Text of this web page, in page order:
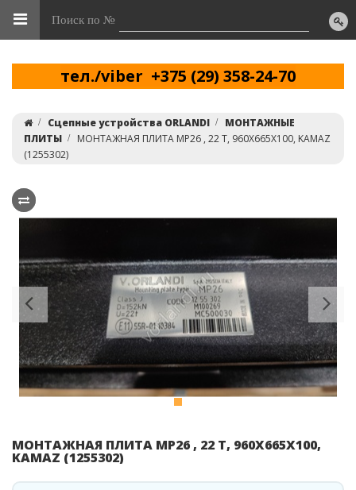
Поиск по №
тел./viber +375 (29) 358-24-70
Сцепные устройства ORLANDI
МОНТАЖНЫЕ
ПЛИТЫ
МОНТАЖНАЯ ПЛИТА MP26 , 22 Т, 960X665X100, KAMAZ
(1255302)
Previous
МОНТАЖНАЯ ПЛИТА MP26 , 22 Т, 960X665X100,
KAMAZ (1255302)